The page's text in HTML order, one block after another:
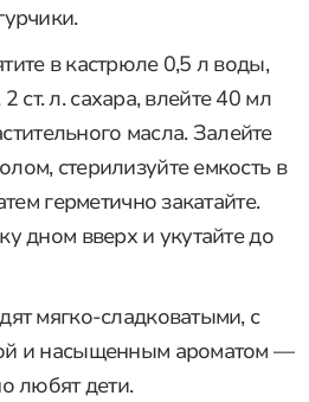
в кастрюле 0,5 л воды,
ст. л. сахара, влейте 40 мл
масла. Залейте
стерилизуйте емкость в
герметично закатайте.
дном вверх и укутайте до
мягко-сладковатыми, с
и насыщенным ароматом —
любят дети.